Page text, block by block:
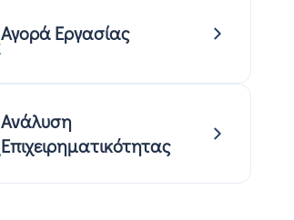
Αγορά Εργασίας
Ανάλυση
Επιχειρηματικότητας